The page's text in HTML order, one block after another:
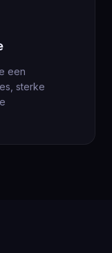
een
sterke